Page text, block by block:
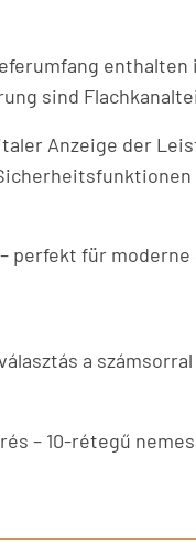
enthalten
sind
Anzeige der
– perfekt für
a számsorral
– 10-rétegű